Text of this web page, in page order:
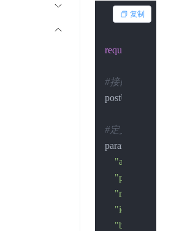
require
#接口地址
postUrl =
#定义请求的数
params = {
"account"
"password"
"name"
"id_card_no"
"begin_date"
复制